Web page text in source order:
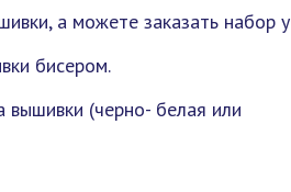
а можете заказать набор у
бисером.
(черно- белая или